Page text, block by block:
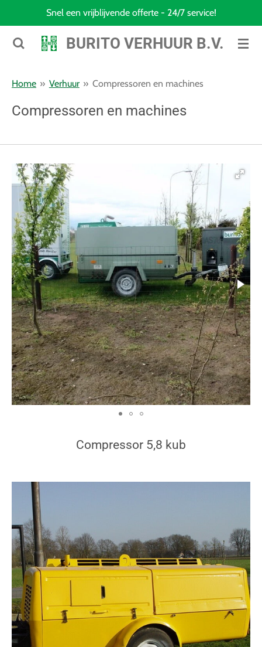
naar
hoofdinhoud
BURITO VERHUUR B.V.
Snel een vrijblijvende offerte - 24/7 service!
Home » Verhuur » Compressoren en machines
Compressoren en machines
Compressor 5,8 kub